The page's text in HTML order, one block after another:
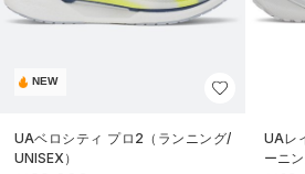
NEW
UAベロシティ プロ2（ランニング/
UNISEX）
UAレ
ーニ